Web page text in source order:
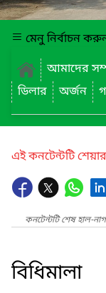
মেনু নির্বাচন
আমাদের
ডিলার
অর্জন
এই কনটেন্টটি
কনটেন্টটি শেষ হাল-
বিধিমালা